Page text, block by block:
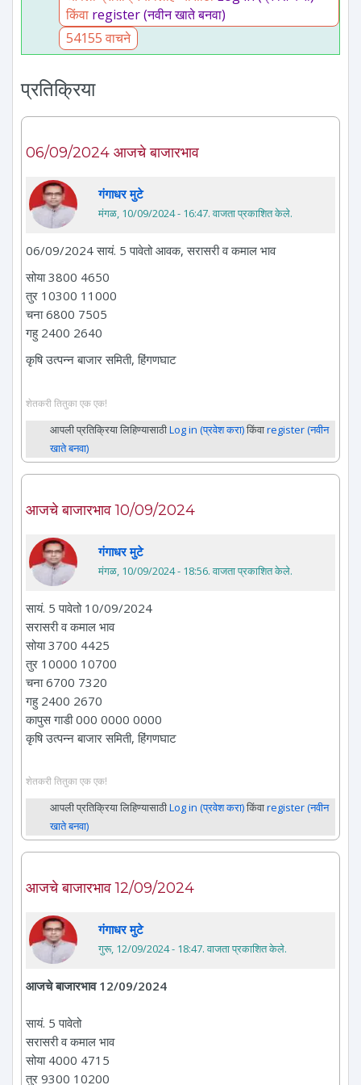
किंवा register (नवीन खाते बनवा)
54155 वाचने
प्रतिक्रिया
06/09/2024 आजचे बाजारभाव
गंगाधर मुटे
मंगळ, 10/09/2024 - 16:47. वाजता प्रकाशित केले.
06/09/2024 सायं. 5 पावेतो आवक, सरासरी व कमाल भाव
सोया 3800 4650
तुर 10300 11000
चना 6800 7505
गहु 2400 2640
कृषि उत्पन्न बाजार समिती, हिंगणघाट
शेतकरी तितुका एक एक!
आपली प्रतिक्रिया लिहिण्यासाठीLog in (प्रवेश करा)किंवाregister (नवीन
खाते बनवा)
आजचे बाजारभाव 10/09/2024
गंगाधर मुटे
मंगळ, 10/09/2024 - 18:56. वाजता प्रकाशित केले.
सायं. 5 पावेतो 10/09/2024
सरासरी व कमाल भाव
सोया 3700 4425
तुर 10000 10700
चना 6700 7320
गहु 2400 2670
कापुस गाडी 000 0000 0000
कृषि उत्पन्न बाजार समिती, हिंगणघाट
शेतकरी तितुका एक एक!
आपली प्रतिक्रिया लिहिण्यासाठीLog in (प्रवेश करा)किंवाregister (नवीन
खाते बनवा)
आजचे बाजारभाव 12/09/2024
गंगाधर मुटे
गुरू, 12/09/2024 - 18:47. वाजता प्रकाशित केले.
आजचे बाजारभाव 12/09/2024
सायं. 5 पावेतो
सरासरी व कमाल भाव
सोया 4000 4715
तुर 9300 10200